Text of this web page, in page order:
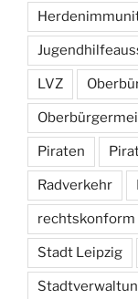
LVZ
Piraten
Radverkehr
rechtskonform
Stadt Leipzig